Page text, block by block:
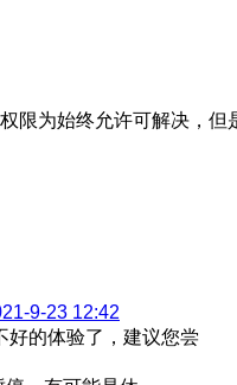
限为始终允许可解决，但
9-23 12:42
好的体验了，建议您尝